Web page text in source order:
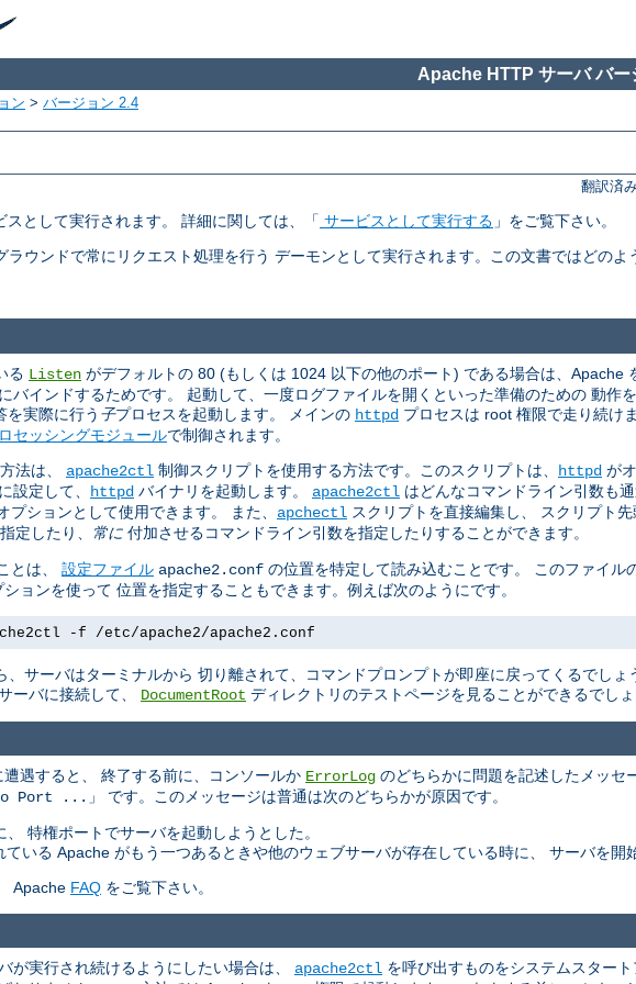
Apache HTTP サーバ バー
ン > バージョン 2.4
翻訳済
として実行されます。 詳細に関しては、「 サービスとして実行する 」をご覧下さい。
ラウンドで常にリクエスト処理を行う デーモンとして実行されます。この文書ではどのよ
る Listen がデフォルトの 80 (もしくは 1024 以下の他のポート) である場合は、Apache
バインドするためです。 起動して、一度ログファイルを開くといった準備のための 動作
を実際に行う 子プロセスを起動します。 メインの httpd プロセスは root 権限で走り続け
セッシングモジュールで制御されます。
法は、 apache2ctl 制御スクリプトを使用する方法です。このスクリプトは、 httpd が
設定して、
httpd バイナリを起動します。 apache2ctl はどんなコマンドライン引数も
プションとして使用できます。 また、 apchectl スクリプトを直接編集し、 スクリプト
定したり、 常に 付加させるコマンドライン引数を指定したりすることができます。
とは、 設定ファイル apache2.conf の位置を特定して読み込むことです。 このファイル
ョンを使って 位置を指定することもできます。例えば次のようにです。
-f /etc/apache2/apache2.conf
、サーバはターミナルから 切り離されて、コマンドプロンプトが即座に戻ってくるでし
ーバに接続して、 DocumentRoot ディレクトリのテストページを見ることができるでしょ
遇すると、 終了する前に、コンソールか ErrorLog のどちらかに問題を記述したメッセ
Port ... 」 です。このメッセージは普通は次のどちらかが原因です。
特権ポートでサーバを起動しようとした。
いる Apache がもう一つあるときや他のウェブサーバが存在している時に、 サーバを開
Apache FAQ をご覧下さい。
が実行され続けるようにしたい場合は、 apache2ctl を呼び出すものをシステムスター